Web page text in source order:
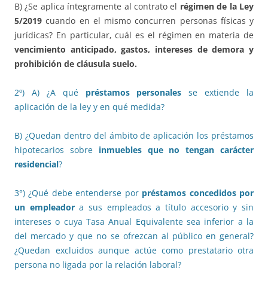
B) ¿Se aplica íntegramente al contrato el régimen de la Ley
5/2019 cuando en el mismo concurren personas físicas y
jurídicas? En particular, cuál es el régimen en materia de
vencimiento anticipado, gastos, intereses de demora y
prohibición de cláusula suelo.
2º) A) ¿A qué préstamos personales se extiende la
aplicación de la ley y en qué medida?
B) ¿Quedan dentro del ámbito de aplicación los préstamos
hipotecarios sobre inmuebles que no tengan carácter
residencial?
3°) ¿Qué debe entenderse por préstamos concedidos por
un empleadora sus empleados a título accesorio y sin
intereses o cuya Tasa Anual Equivalente sea inferior a la
del mercado y que no se ofrezcan al público en general?
¿Quedan excluidos aunque actúe como prestatario otra
persona no ligada por la relación laboral?